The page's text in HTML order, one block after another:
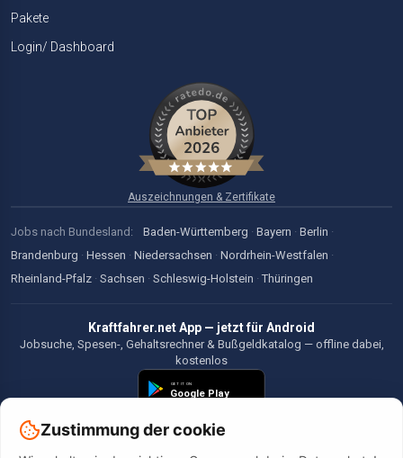
Pakete
Login/ Dashboard
Auszeichnungen & Zertifikate
Jobs nach Bundesland: Baden-Württemberg · Bayern · Berlin ·
Brandenburg · Hessen · Niedersachsen · Nordrhein-Westfalen ·
Rheinland-Pfalz · Sachsen · Schleswig-Holstein · Thüringen
Kraftfahrer.net App — jetzt für Android
Jobsuche, Spesen-, Gehaltsrechner & Bußgeldkatalog — offline dabei,
kostenlos
Zustimmung der cookie